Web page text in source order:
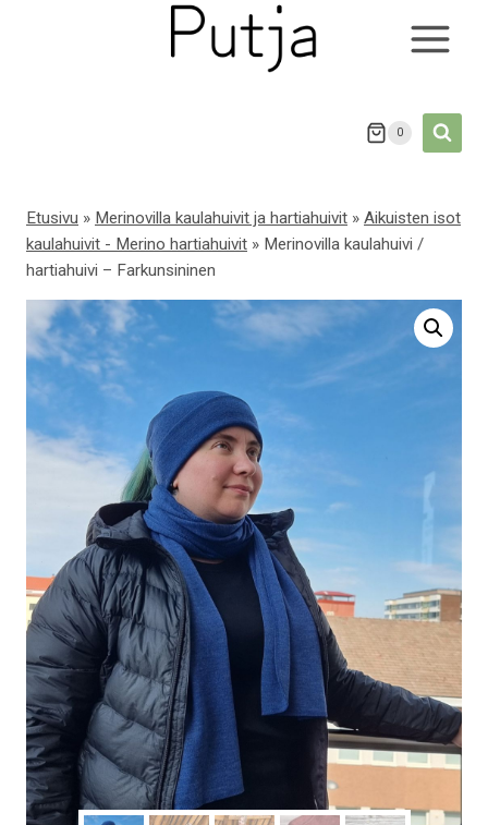
0
Etusivu » Merinovilla kaulahuivit ja hartiahuivit » Aikuisten isot
kaulahuivit - Merino hartiahuivit » Merinovilla kaulahuivi /
hartiahuivi – Farkunsininen